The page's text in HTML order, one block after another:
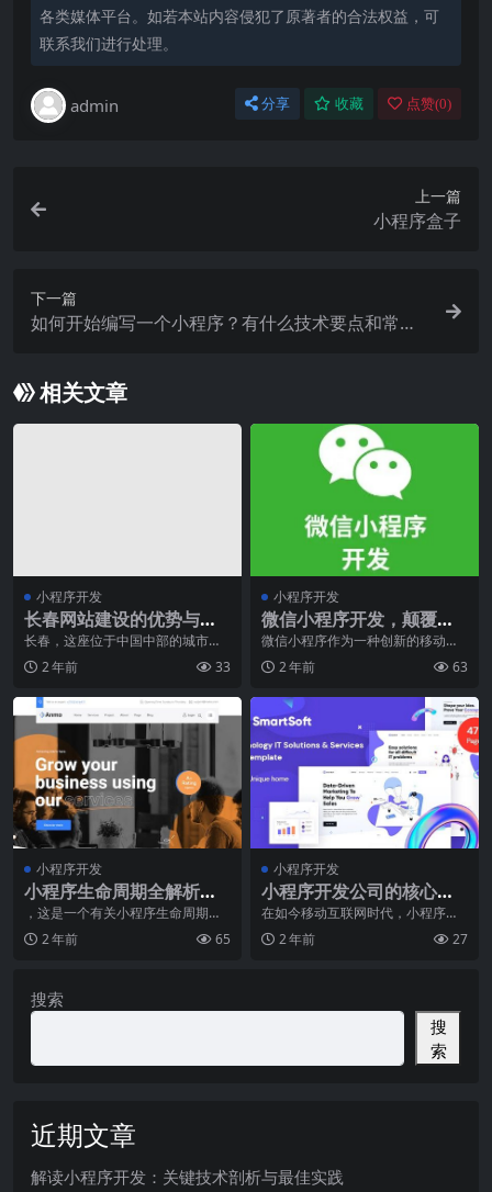
各类媒体平台。如若本站内容侵犯了原著者的合法权益，可
联系我们进行处理。
admin 分享 收藏 点赞(0)
上一篇
小程序盒子
下一篇
如何开始编写一个小程序？有什么技术要点和常见
相关文章
小程序开发
长春网站建设的优势与挑
战
长春，这座位于中国中部的城市，
近年来在科技、经济和教育等领域
取得了令人瞩目的成就
2 年前 33
小程序开发
微信小程序开发，颠覆传
统，重塑未来
微信小程序作为一种创新的移动互
联网应用形式，自诞生之日起就以
其独特的优势和便捷性
2 年前 63
小程序开发
小程序生命周期全解析，
事件驱动详情了解
，这是一个有关小程序生命周期和
事件驱动的综合性文章。在当今的
移动互联网时代，小程
2 年前 65
小程序开发
小程序开发公司的核心竞
争力是什么？
在如今移动互联网时代，小程序成
为了企业发展的重要一环。无论是
电商行业、餐饮行业还
2 年前 27
搜索
搜
索
近期文章
解读小程序开发：关键技术剖析与最佳实践